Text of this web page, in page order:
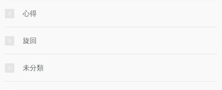
心得
旋回
未分類